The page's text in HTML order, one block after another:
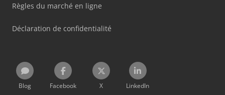
Règles du marché en ligne
Déclaration de confidentialité
Blog Facebook X LinkedIn